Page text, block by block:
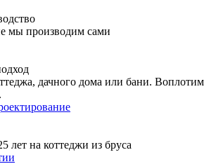
мы производим сами
дачного дома или бани. Воплотим
лет на коттеджи из бруса